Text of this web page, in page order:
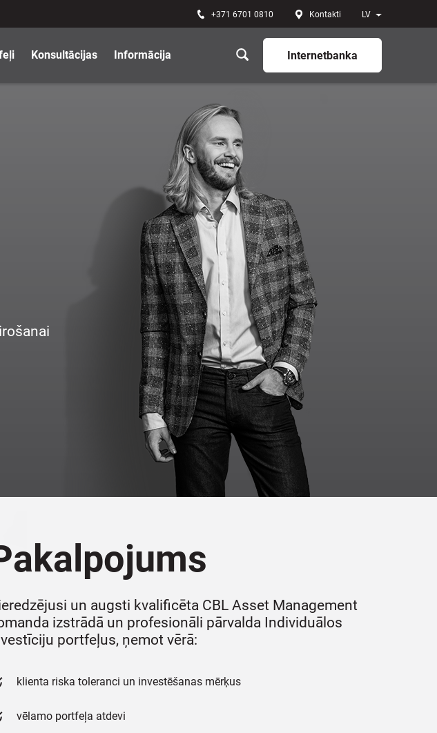
LV
+371 6701 0810 Kontakti
Internetbanka
Konsultācijas Informācija
un augsti kvalificēta CBL Asset Management
izstrādā un profesionāli pārvalda Individuālos
portfeļus, ņemot vērā:
klienta riska toleranci un investēšanas mērķus
vēlamo portfeļa atdevi